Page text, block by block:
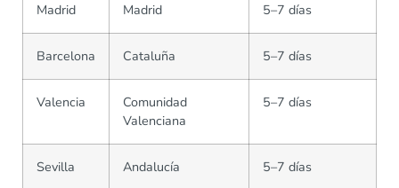
Madrid Madrid 5–7 días
Barcelona Cataluña 5–7 días
Valencia
Comunidad
Valenciana
5–7 días
Sevilla Andalucía 5–7 días